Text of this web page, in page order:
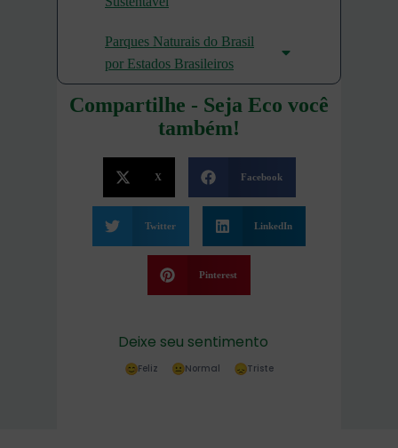
Parques Naturais do Brasil
por Estados Brasileiros
Compartilhe - Seja Eco você
também!
X Facebook
Twitter LinkedIn
Pinterest
Deixe seu sentimento
Feliz Normal Triste